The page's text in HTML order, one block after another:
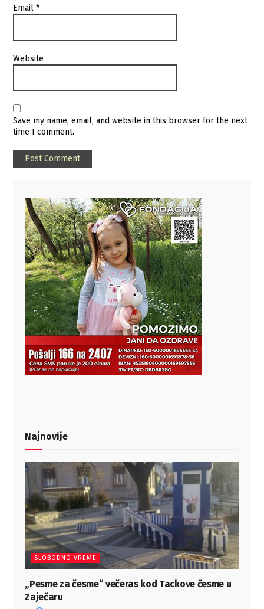
Email*
Website
Save my name, email, and website in this browser for the next
time I comment.
Najnovije
SLOBODNO VREME
„Pesme za česme“ večeras kod Tackove česme u
Zaječaru